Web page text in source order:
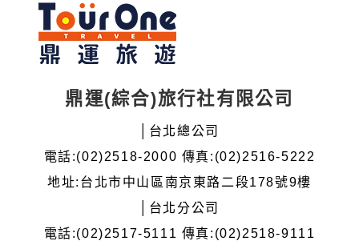
鼎運(綜合)旅行社有限公司
│台北總公司
電話:(02)2518-2000 傳真:(02)2516-5222
地址:台北市中山區南京東路二段178號9樓
│台北分公司
電話:(02)2517-5111 傳真:(02)2518-9111